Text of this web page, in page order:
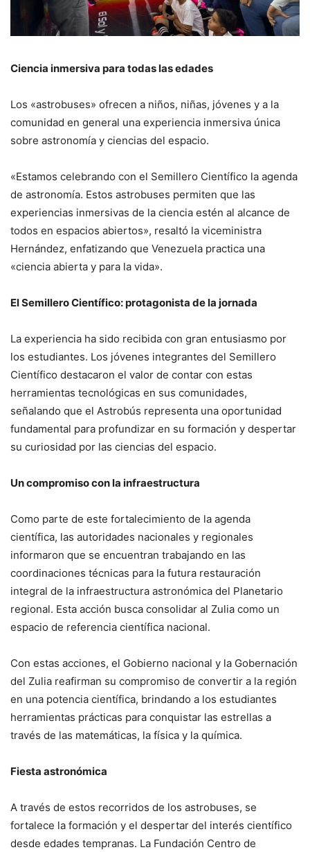
Ciencia inmersiva para todas las edades
Los «astrobuses» ofrecen a niños, niñas, jóvenes y a la
comunidad en general una experiencia inmersiva única
sobre astronomía y ciencias del espacio.
«Estamos celebrando con el Semillero Científico la agenda
de astronomía. Estos astrobuses permiten que las
experiencias inmersivas de la ciencia estén al alcance de
todos en espacios abiertos», resaltó la viceministra
Hernández, enfatizando que Venezuela practica una
«ciencia abierta y para la vida».
El Semillero Científico: protagonista de la jornada
La experiencia ha sido recibida con gran entusiasmo por
los estudiantes. Los jóvenes integrantes del Semillero
Científico destacaron el valor de contar con estas
herramientas tecnológicas en sus comunidades,
señalando que el Astrobús representa una oportunidad
fundamental para profundizar en su formación y despertar
su curiosidad por las ciencias del espacio.
Un compromiso con la infraestructura
Como parte de este fortalecimiento de la agenda
científica, las autoridades nacionales y regionales
informaron que se encuentran trabajando en las
coordinaciones técnicas para la futura restauración
integral de la infraestructura astronómica del Planetario
regional. Esta acción busca consolidar al Zulia como un
espacio de referencia científica nacional.
Con estas acciones, el Gobierno nacional y la Gobernación
del Zulia reafirman su compromiso de convertir a la región
en una potencia científica, brindando a los estudiantes
herramientas prácticas para conquistar las estrellas a
través de las matemáticas, la física y la química.
Fiesta astronómica
A través de estos recorridos de los astrobuses, se
fortalece la formación y el despertar del interés científico
desde edades tempranas. La Fundación Centro de